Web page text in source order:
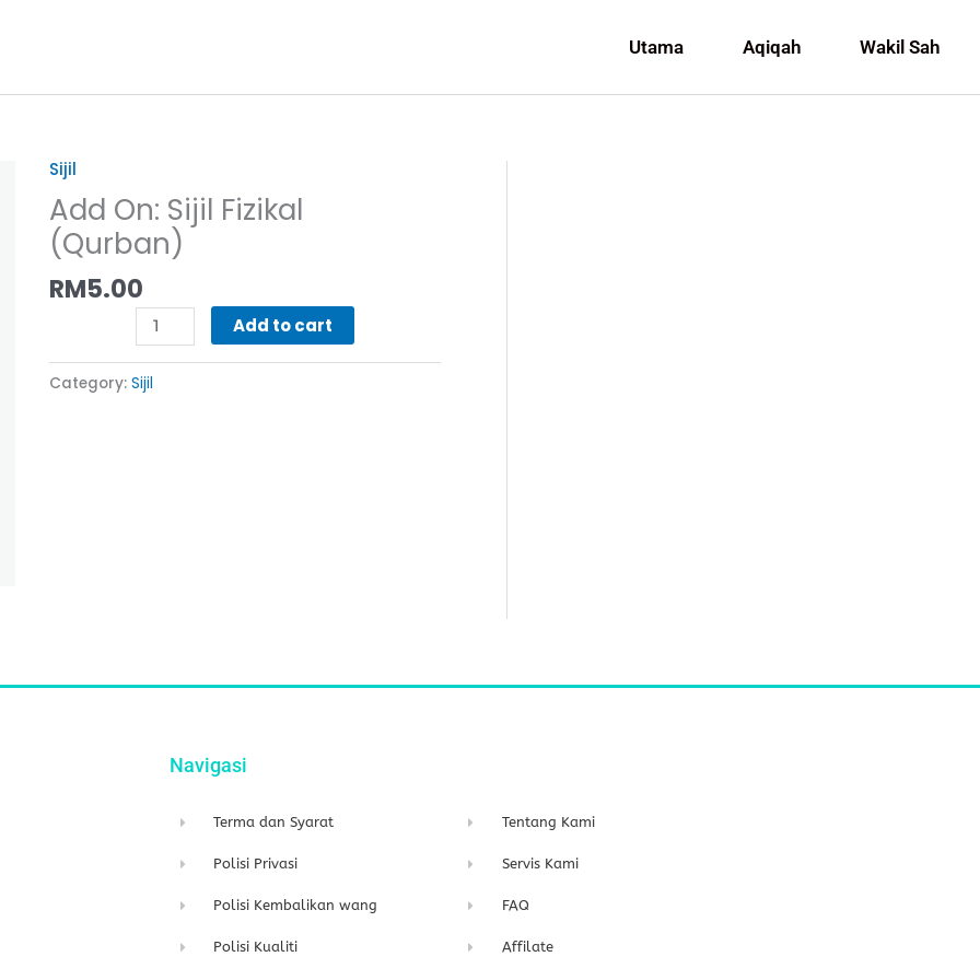
Utama Aqiqah Wakil Sah
Sijil
Add On: Sijil Fizikal
(Qurban)
RM5.00
On:
Sijil
Fizikal
(Qurban)
quantity
Add to cart
Category: Sijil
Navigasi
Terma dan Syarat
Polisi Privasi
Polisi Kembalikan wang
Polisi Kualiti
Tentang Kami
Servis Kami
FAQ
Affilate